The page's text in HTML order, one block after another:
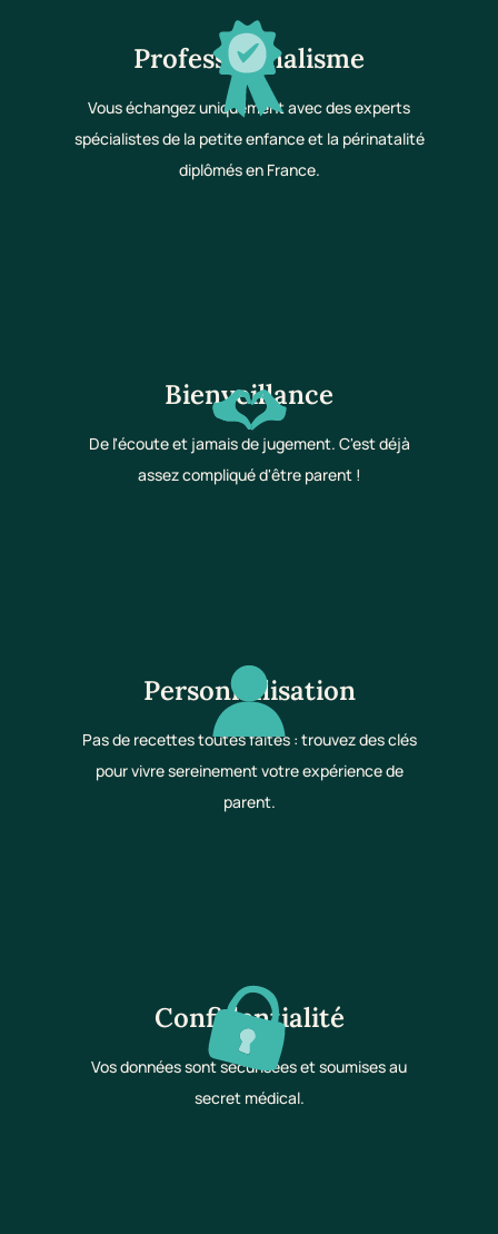
Professionnalisme
Vous échangez uniquement avec des experts
spécialistes de la petite enfance et la périnatalité
diplômés en France.
Bienveillance
De l'écoute et jamais de jugement. C'est déjà
assez compliqué d'être parent !
Personnalisation
Pas de recettes toutes faites : trouvez des clés
pour vivre sereinement votre expérience de
parent.
Confidentialité
Vos données sont sécurisées et soumises au
secret médical.